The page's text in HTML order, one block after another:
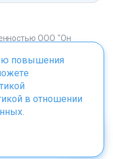
ООО "Он
со статьей 1259 ГК. РФ.
повышения
в отношении
.